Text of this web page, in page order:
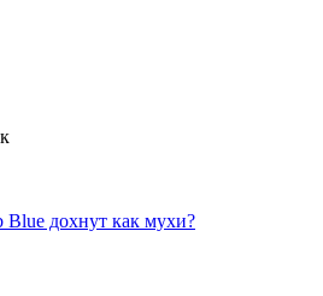
Blue дохнут как мухи?